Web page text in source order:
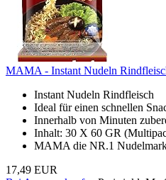
MAMA - Instant Nudeln
Instant Nudeln Rindfleisch
Ideal für einen schnellen
Innerhalb von Minuten
Inhalt: 30 X 60 GR
MAMA die NR.1
17,49 EUR